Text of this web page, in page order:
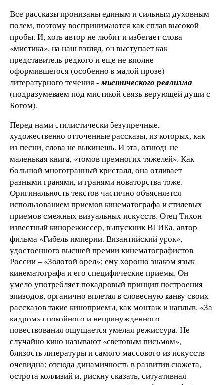
Все рассказы пронизаны единым и сильным духовным
полем, поэтому воспринимаются как сплав высокой
пробы. И, хоть автор не любит и избегает слова
«мистика», на наш взгляд, он выступает как
представитель редкого и еще не вполне
оформившегося (особенно в малой прозе)
литературного течения -мистического реализма
(подразумеваем под мистикой связь верующей души с
Богом).
Перед нами стилистически безупречные,
художественно отточенные рассказы, из которых, как
из песни, слова не выкинешь. И эта, отнюдь не
маленькая книга, «томов премногих тяжелей». Как
большой многогранный кристалл, она отливает
разными гранями, и гранями новаторства тоже.
Оригинальность текстов частично объясняется
использованием приемов кинематографа и стилевых
приемов смежных визуальных искусств. Отец Тихон -
известный кинорежиссер, выпускник ВГИКа, автор
фильма «Гибель империи. Византийский урок»,
удостоенного высшей премии кинематографистов
России – «Золотой орел»; ему хорошо знаком язык
кинематографа и его специфические приемы. Он
умело употребляет покадровый принцип построения
эпизодов, органично вплетая в словесную канву своих
рассказов такие киноприемы, как монтаж и наплыв. «За
кадром» спокойного и непринужденного
повествования ощущается умелая режиссура. Не
случайно кино называют «световым письмом»,
близость литературы и самого массового из искусств
очевидна; отсюда динамичность в развитии сюжета,
острота коллизий и, рискну сказать, ситуативная